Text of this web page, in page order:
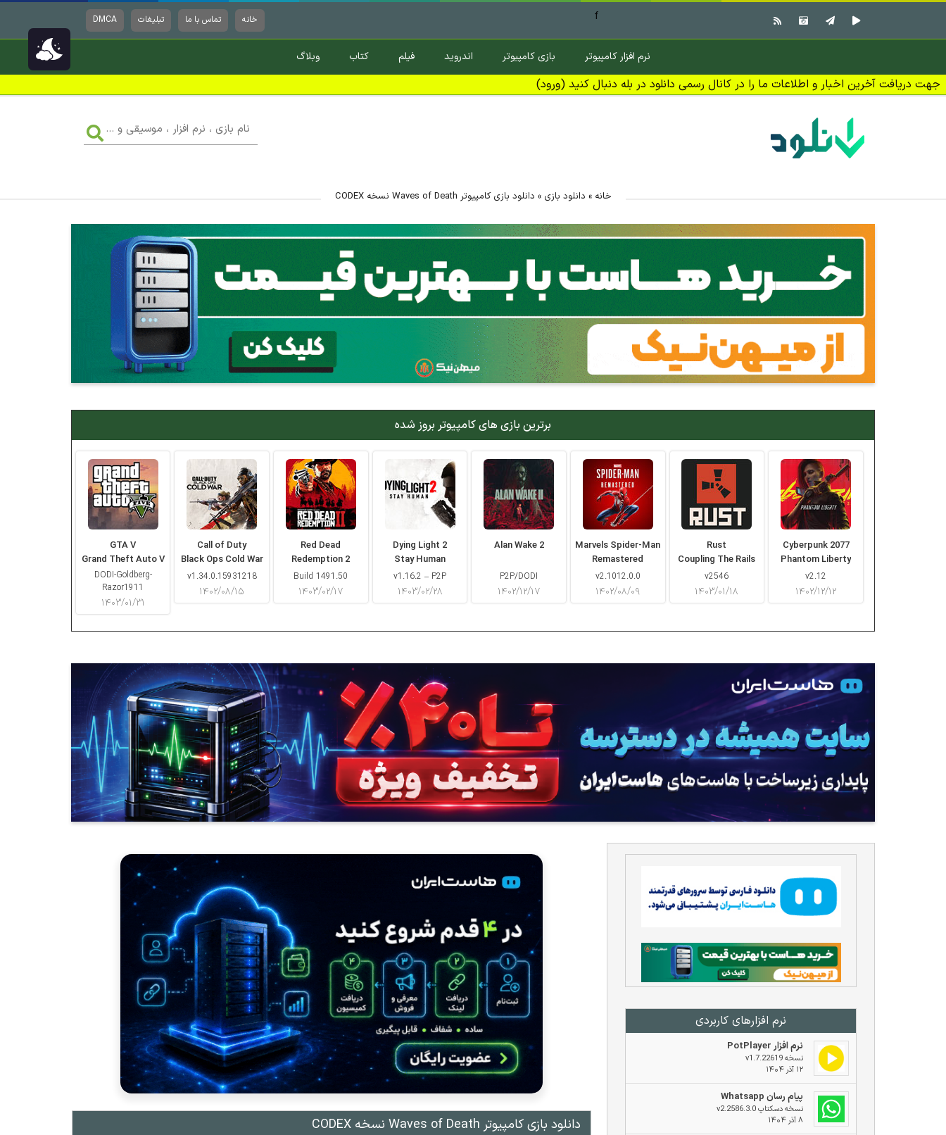
خانه تماس با ما تبلیغات DMCA f
نرم افزار کامپیوتر بازی کامپیوتر اندروید فیلم کتاب وبلاگ
جهت دریافت آخرین اخبار و اطلاعات ما را در کانال رسمی دانلود در بله دنبال کنید (ورود)
بازی
،
خانه » دانلود بازی » دانلود بازی کامپیوتر Waves of Death نسخه CODEX
برترین بازی های کامپیوتر بروز شده
GTA V
Grand Theft Auto V
DODI-Goldberg-
Razor1911
۱۴۰۳/۰۱/۳۱
Call of Duty
Black Ops Cold War
v1.34.0.15931218
۱۴۰۲/۰۸/۱۵
Red Dead
Redemption 2
Build 1491.50
۱۴۰۳/۰۲/۱۷
Dying Light 2
Stay Human
v1.16.2 – P2P
۱۴۰۳/۰۲/۲۸
Alan Wake 2
P2P/DODI
۱۴۰۲/۱۲/۱۷
Marvels Spider-Man
Remastered
v2.1012.0.0
۱۴۰۲/۰۸/۰۹
Rust
Coupling The Rails
v2546
۱۴۰۳/۰۱/۱۸
Cyberpunk 2077
Phantom Liberty
v2.12
۱۴۰۲/۱۲/۱۲
نرم افزار‌های کاربردی
نرم افزار PotPlayer
نسخه v1.7.22619
۱۲ آذر ۱۴۰۴
پیام رسان Whatsapp
نسخه دسکتاپ v2.2586.3.0
۸ آذر ۱۴۰۴
دانلود بازی کامپیوتر Waves of Death نسخه CODEX